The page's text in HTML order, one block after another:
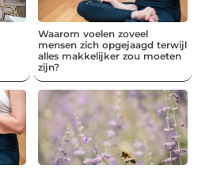
Waarom voelen zoveel
mensen zich opgejaagd terwijl
alles makkelijker zou moeten
zijn?